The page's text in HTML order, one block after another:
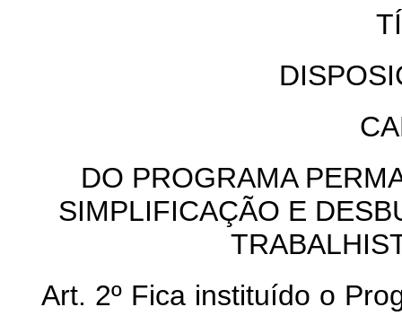
DO PROGRAMA
SIMPLIFICAÇÃO E
Art. 2º Fica instituído o